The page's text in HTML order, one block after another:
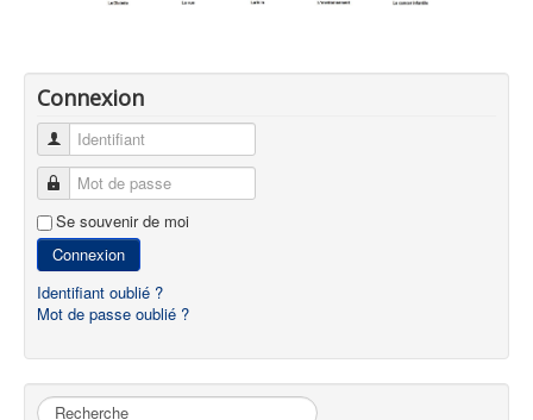
Connexion
Identifiant
Mot de passe
Se souvenir de moi
Connexion
Identifiant oublié ?
Mot de passe oublié ?
Rechercher